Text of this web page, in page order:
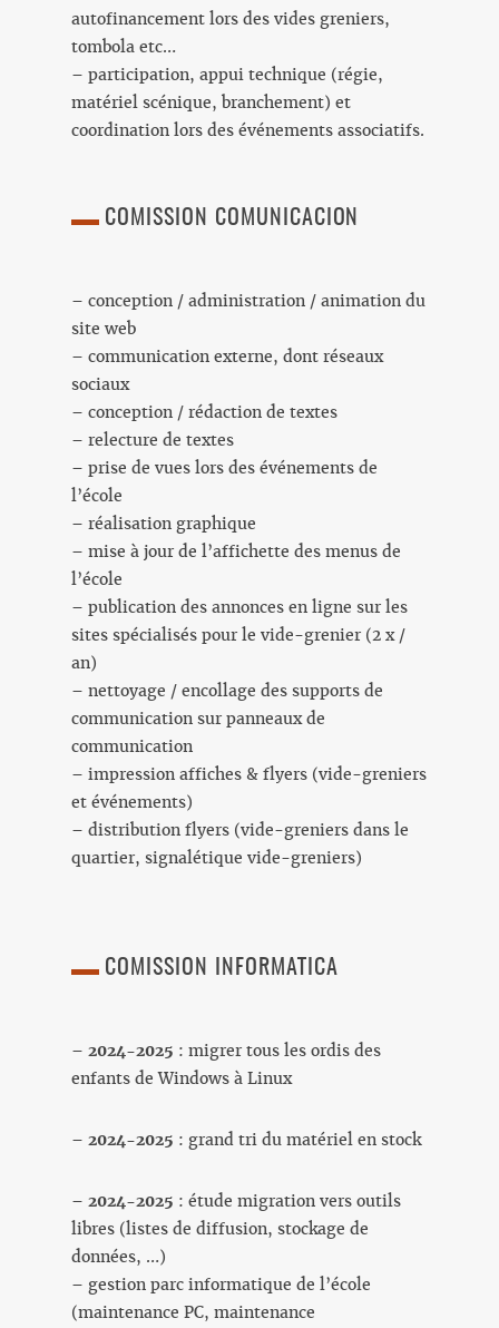
autofinancement lors des vides greniers,
tombola etc…
– participation, appui technique (régie,
matériel scénique, branchement) et
coordination lors des événements associatifs.
COMISSION COMUNICACION
– conception / administration / animation du
site web
– communication externe, dont réseaux
sociaux
– conception / rédaction de textes
– relecture de textes
– prise de vues lors des événements de
l’école
– réalisation graphique
– mise à jour de l’affichette des menus de
l’école
– publication des annonces en ligne sur les
sites spécialisés pour le vide-grenier (2 x /
an)
– nettoyage / encollage des supports de
communication sur panneaux de
communication
– impression affiches & flyers (vide-greniers
et événements)
– distribution flyers (vide-greniers dans le
quartier, signalétique vide-greniers)
COMISSION INFORMATICA
– 2024-2025 : migrer tous les ordis des
enfants de Windows à Linux
– 2024-2025 : grand tri du matériel en stock
– 2024-2025 : étude migration vers outils
libres (listes de diffusion, stockage de
données, …)
– gestion parc informatique de l’école
(maintenance PC, maintenance